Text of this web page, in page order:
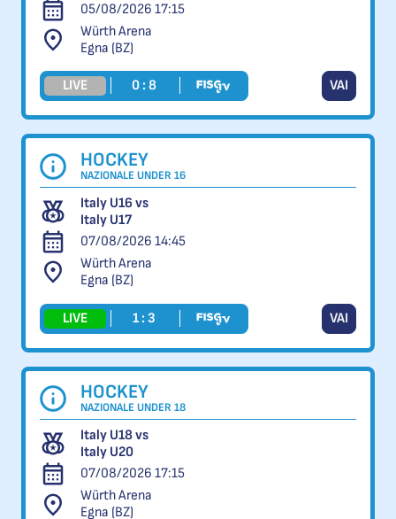
05/08/2026 17:15
Würth Arena
Egna (BZ)
LIVE 0 : 8 VAI
HOCKEY
NAZIONALE UNDER 16
Italy U16 vs
Italy U17
07/08/2026 14:45
Würth Arena
Egna (BZ)
LIVE 1 : 3 VAI
HOCKEY
NAZIONALE UNDER 18
Italy U18 vs
Italy U20
07/08/2026 17:15
Würth Arena
Egna (BZ)